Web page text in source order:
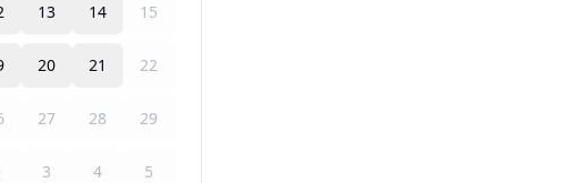
13 14 15
20 21 22
27 28 29
3 4 5